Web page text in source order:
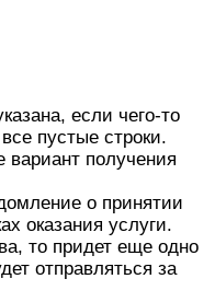
если чего-то
пустые строки.
вариант получения
о принятии
оказания услуги.
то придет еще одно
отправляться за